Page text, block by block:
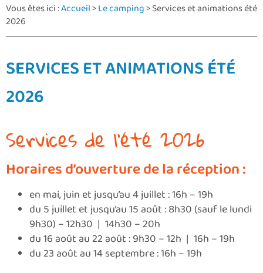
Vous êtes ici :Accueil>Le camping>Services et animations été
2026
SERVICES ET ANIMATIONS ÉTÉ
2026
Services de l’été 2026
Horaires d’ouverture de la réception :
en mai, juin et jusqu’au 4 juillet : 16h – 19h
du 5 juillet et jusqu’au 15 août : 8h30 (sauf le lundi
9h30) – 12h30 | 14h30 – 20h
du 16 août au 22 août : 9h30 – 12h | 16h – 19h
du 23 août au 14 septembre : 16h – 19h